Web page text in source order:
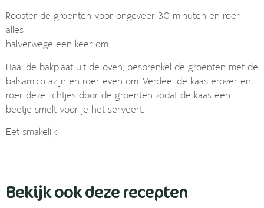
Rooster de groenten voor ongeveer 30 minuten en roer
alles
halverwege een keer om.
Haal de bakplaat uit de oven, besprenkel de groenten met de
balsamico azijn en roer even om. Verdeel de kaas erover en
roer deze lichtjes door de groenten zodat de kaas een
beetje smelt voor je het serveert.
Eet smakelijk!
Bekijk ook deze recepten